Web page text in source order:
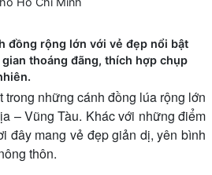
đồng rộng lớn với vẻ đẹp nổi bật
thoáng đãng, thích hợp chụp
những cánh đồng lúa rộng lớn
– Vũng Tàu. Khác với những điểm
đây mang vẻ đẹp giản dị, yên bình
thôn.